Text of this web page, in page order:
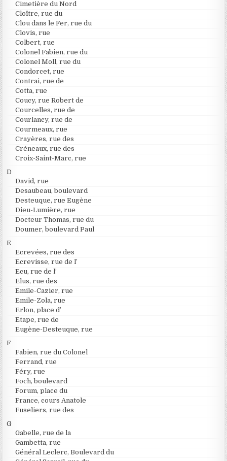
Cimetière du Nord
Cloître, rue du
Clou dans le Fer, rue du
Clovis, rue
Colbert, rue
Colonel Fabien, rue du
Colonel Moll, rue du
Condorcet, rue
Contrai, rue de
Cotta, rue
Coucy, rue Robert de
Courcelles, rue de
Courlancy, rue de
Courmeaux, rue
Crayères, rue des
Créneaux, rue des
Croix-Saint-Marc, rue
D
David, rue
Desaubeau, boulevard
Desteuque, rue Eugène
Dieu-Lumière, rue
Docteur Thomas, rue du
Doumer, boulevard Paul
E
Ecrevées, rue des
Ecrevisse, rue de l’
Ecu, rue de l’
Elus, rue des
Emile-Cazier, rue
Emile-Zola, rue
Erlon, place d’
Etape, rue de
Eugène-Desteuque, rue
F
Fabien, rue du Colonel
Ferrand, rue
Féry, rue
Foch, boulevard
Forum, place du
France, cours Anatole
Fuseliers, rue des
G
Gabelle, rue de la
Gambetta, rue
Général Leclerc, Boulevard du